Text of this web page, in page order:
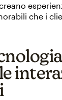
che i